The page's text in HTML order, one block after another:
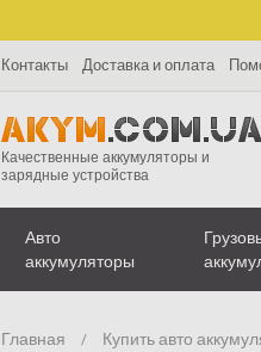
Контакты Доставка и оплата
Качественные аккумуляторы и
зарядные устройства
Авто
аккумуляторы
Главная Купить авто